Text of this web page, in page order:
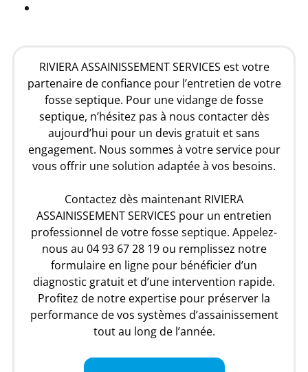
RIVIERA ASSAINISSEMENT SERVICES est votre
partenaire de confiance pour l’entretien de votre
fosse septique. Pour une vidange de fosse
septique, n’hésitez pas à nous contacter dès
aujourd’hui pour un devis gratuit et sans
engagement. Nous sommes à votre service pour
vous offrir une solution adaptée à vos besoins.
Contactez dès maintenant RIVIERA
ASSAINISSEMENT SERVICES pour un entretien
professionnel de votre fosse septique. Appelez-
nous au 04 93 67 28 19 ou remplissez notre
formulaire en ligne pour bénéficier d’un
diagnostic gratuit et d’une intervention rapide.
Profitez de notre expertise pour préserver la
performance de vos systèmes d’assainissement
tout au long de l’année.